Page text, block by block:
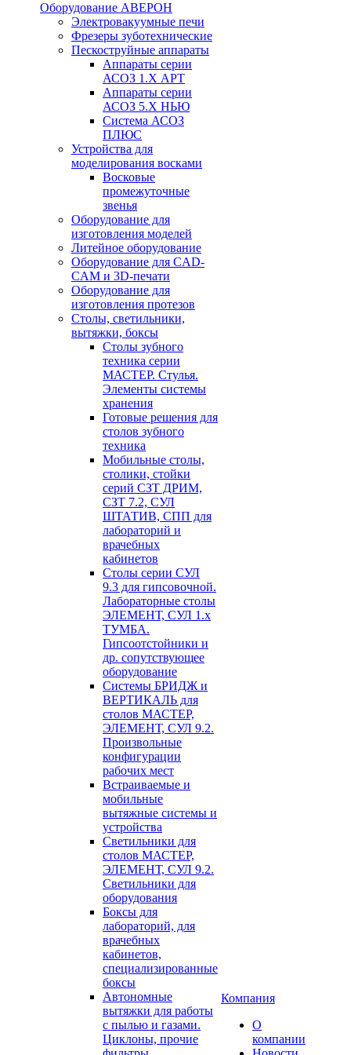
Оборудование АВЕРОН
Электровакуумные печи
Фрезеры зуботехнические
Пескоструйные аппараты
Аппараты серии
АСОЗ 1.Х АРТ
Аппараты серии
АСОЗ 5.Х НЬЮ
Система АСОЗ
ПЛЮС
Устройства для
моделирования восками
Восковые
промежуточные
звенья
Оборудование для
изготовления моделей
Литейное оборудование
Оборудование для CAD-
CAM и 3D-печати
Оборудование для
изготовления протезов
Cтолы, светильники,
вытяжки, боксы
Столы зубного
техника серии
МАСТЕР. Стулья.
Элементы системы
хранения
Готовые решения для
столов зубного
техника
Мобильные столы,
столики, стойки
серий СЗТ ДРИМ,
СЗТ 7.2, СУЛ
ШТАТИВ, СПП для
лабораторий и
врачебных
кабинетов
Столы серии СУЛ
9.3 для гипсовочной.
Лабораторные столы
ЭЛЕМЕНТ, СУЛ 1.х
ТУМБА.
Гипсоотстойники и
др. сопутствующее
оборудование
Системы БРИДЖ и
ВЕРТИКАЛЬ для
столов МАСТЕР,
ЭЛЕМЕНТ, СУЛ 9.2.
Произвольные
конфигурации
рабочих мест
Встраиваемые и
мобильные
вытяжные системы и
устройства
Светильники для
столов МАСТЕР,
ЭЛЕМЕНТ, СУЛ 9.2.
Светильники для
оборудования
Боксы для
лабораторий, для
врачебных
кабинетов,
специализированные
боксы
Автономные
вытяжки для работы
с пылью и газами.
Циклоны, прочие
Компания
О
компании